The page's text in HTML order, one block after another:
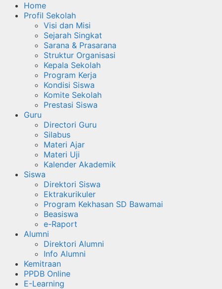
Home
Profil Sekolah
Visi dan Misi
Sejarah Singkat
Sarana & Prasarana
Struktur Organisasi
Kepala Sekolah
Program Kerja
Kondisi Siswa
Komite Sekolah
Prestasi Siswa
Guru
Directori Guru
Silabus
Materi Ajar
Materi Uji
Kalender Akademik
Siswa
Direktori Siswa
Ektrakurikuler
Program Kekhasan SD Bawamai
Beasiswa
e-Raport
Alumni
Direktori Alumni
Info Alumni
Kemitraan
PPDB Online
E-Learning